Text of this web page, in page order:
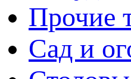
Прочие
Сад и